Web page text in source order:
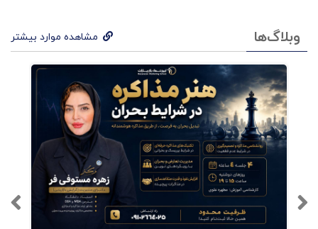
فهرست کتاب مغز با
شخصیت
فصل1: طبیعت انسان
فصل2: تنوع در ریشه
فصل3: تفاوت هایی که باعث ایجاد تفاوت میشود
وبلاگ‌ها مشاهده موارد بیشتر